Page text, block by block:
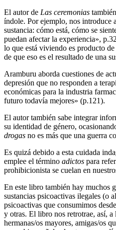
El autor de Las ceremonias
índole. Por ejemplo, nos introduce
sustancia: cómo está, cómo se
puedan afectar la experiencia»,
lo que está viviendo es producto
de que eso es el resultado de una
Aramburu aborda cuestiones de
depresión que no responden a
económicas para la industria
futuro todavía mejores» (p.121).
El autor también sabe integrar
su identidad de género,
drogas no es más que una guerra
Es quizá debido a esta cuidada
emplee el término adictos para
prohibicionista se cuelan en
En este libro también hay muchos
sustancias psicoactivas ilegales (o
psicoactivas que consumimos
y otras. El libro nos retrotrae, así,
hermanas/os mayores, amigas/os